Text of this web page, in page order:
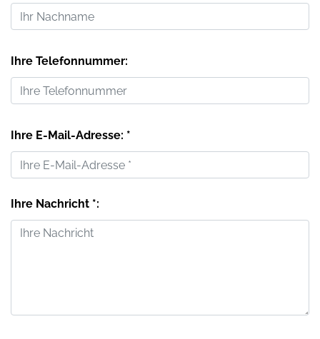
Ihre Telefonnummer:
Ihre E-Mail-Adresse: *
Ihre Nachricht *: